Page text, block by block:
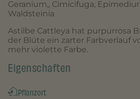
Geranium,, Cimicifuga,
Waldsteinia
Astilbe Cattleya hat purpurrosa
der Blüte ein zarter Farbverlauf
mehr violette Farbe.
Eigenschaften
Pflanzort